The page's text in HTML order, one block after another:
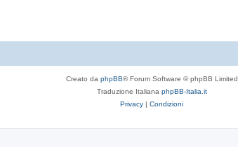
Creato da phpBB® Forum Software © phpBB Limited
Traduzione Italiana phpBB-Italia.it
Privacy | Condizioni